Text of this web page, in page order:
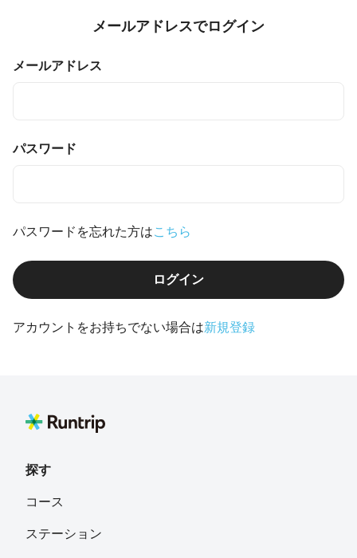
メールアドレスでログイン
メールアドレス
パスワード
パスワードを忘れた方はこちら
ログイン
アカウントをお持ちでない場合は新規登録
探す
コース
ステーション